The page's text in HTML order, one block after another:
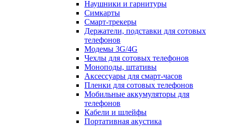
Наушники и гарнитуры
Симкарты
Смарт-трекеры
Держатели, подставки для сотовых
телефонов
Модемы 3G/4G
Чехлы для сотовых телефонов
Моноподы, штативы
Аксессуары для смарт-часов
Пленки для сотовых телефонов
Мобильные аккумуляторы для
телефонов
Кабели и шлейфы
Портативная акустика